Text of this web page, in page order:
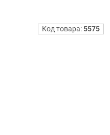
Код товара:5575